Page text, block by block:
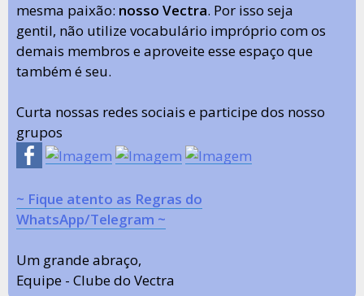
mesma paixão: nosso Vectra. Por isso seja
gentil, não utilize vocabulário impróprio com os
demais membros e aproveite esse espaço que
também é seu.
Curta nossas redes sociais e participe dos nosso
grupos
~ Fique atento as Regras do
WhatsApp/Telegram ~
Um grande abraço,
Equipe - Clube do Vectra